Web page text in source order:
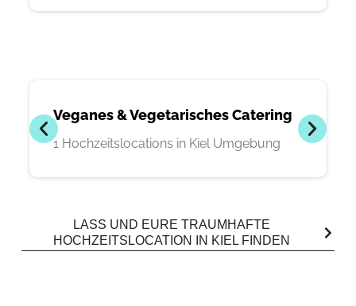
Veganes & Vegetarisches Catering
1 Hochzeitslocations in Kiel Umgebung
LASS UND EURE TRAUMHAFTE
HOCHZEITSLOCATION IN KIEL FINDEN